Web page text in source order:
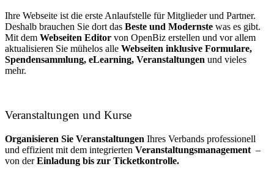
Ihre Webseite ist die erste Anlaufstelle für Mitglieder und Partner.
Deshalb brauchen Sie dort das Beste und Modernste was es gibt.
Mit dem Webseiten Editor von OpenBiz erstellen und vor allem
aktualisieren Sie mühelos alle Webseiten inklusive Formulare,
Spendensammlung, eLearning, Veranstaltungen und vieles
mehr.
Veranstaltungen und Kurse
Organisieren Sie Veranstaltungen Ihres Verbands professionell
und effizient mit dem integrierten Veranstaltungsmanagement –
von derEinladung bis zur Ticketkontrolle.